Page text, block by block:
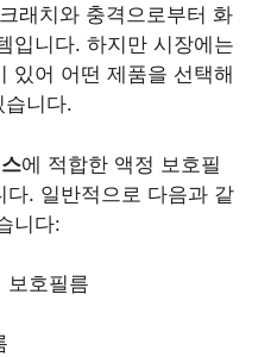
래치와 충격으로부터 화
입니다. 하지만 시장에는
있어 어떤 제품을 선택해
니다.
에 적합한 액정 보호필
다. 일반적으로 다음과 같
니다:
보호필름